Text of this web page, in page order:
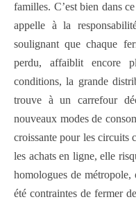
familles. C’est bien dans
appelle à la
soulignant que chaque
perdu, affaiblit encore
conditions, la grande
trouve à un carrefour
nouveaux modes de
croissante pour les circuits
les achats en ligne, elle
homologues de métropole,
été contraintes de fermer